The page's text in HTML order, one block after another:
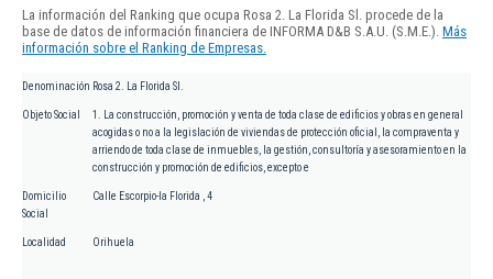
La información del Ranking que ocupa Rosa 2. La Florida Sl. procede de la
base de datos de información financiera de INFORMA D&B S.A.U. (S.M.E.). Más
información sobre el Ranking de Empresas.
Denominación Rosa 2. La Florida Sl.
Objeto Social
1. La construcción, promoción y venta de toda clase de edificios y obras en general
acogidas o no a la legislación de viviendas de protección oficial, la compraventa y
arriendo de toda clase de inmuebles, la gestión, consultoría y asesoramiento en la
construcción y promoción de edificios, excepto e
Domicilio
Social
Calle Escorpio-la Florida , 4
Localidad Orihuela